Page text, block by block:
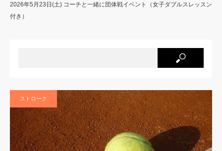
2026年5月23日(土) コーチと一緒に団体戦イベント（女子ダブルスレッスン
付き）
ストローク